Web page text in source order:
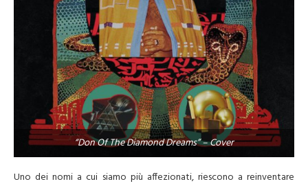
“Don Of The Diamond Dreams” – Cover
Uno dei nomi a cui siamo più affezionati, riescono a reinventare